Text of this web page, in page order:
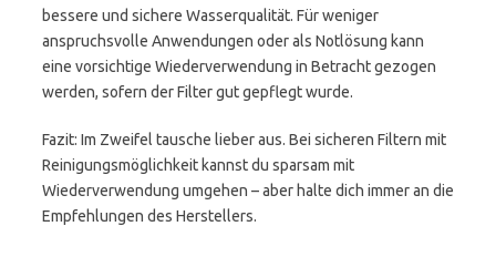
bessere und sichere Wasserqualität. Für weniger
anspruchsvolle Anwendungen oder als Notlösung kann
eine vorsichtige Wiederverwendung in Betracht gezogen
werden, sofern der Filter gut gepflegt wurde.
Fazit: Im Zweifel tausche lieber aus. Bei sicheren Filtern mit
Reinigungsmöglichkeit kannst du sparsam mit
Wiederverwendung umgehen – aber halte dich immer an die
Empfehlungen des Herstellers.